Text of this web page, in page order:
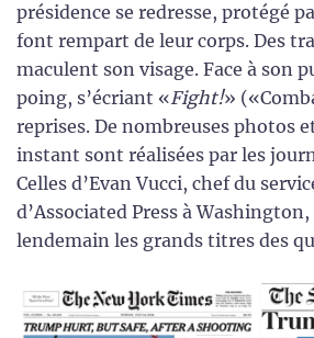
présidence se redresse, protégé
font rempart de leur corps. Des
maculent son visage. Face à son
poing, s’écriant «Fight!»
reprises. De nombreuses photos
instant sont réalisées par les
Celles d’Evan Vucci, chef du
d’Associated Press à
lendemain les grands titres des